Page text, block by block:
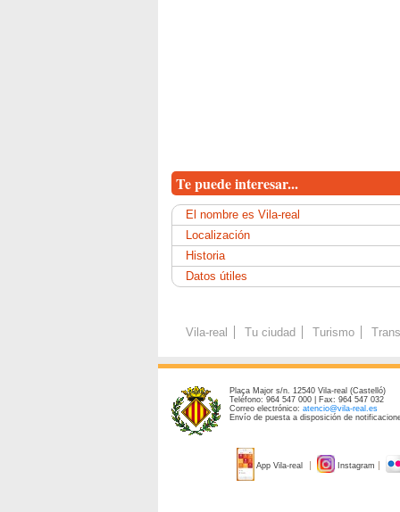
Te puede interesar...
El nombre es Vila-real
Localización
Historia
Datos útiles
Vila-real Tu ciudad Turismo
Plaça Major s/n. 12540 Vila-real (Castelló)
Teléfono: 964 547 000 | Fax: 964 547 032
Correo electrónico: atencio@vila-real.es
Envío de puesta a disposición de
App Vila-real Instagram